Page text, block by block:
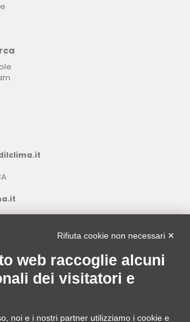
Rifiuta cookie non necessari ✕
web raccoglie alcuni
dei visitatori e
noi e i nostri partner utilizziamo i cookie e